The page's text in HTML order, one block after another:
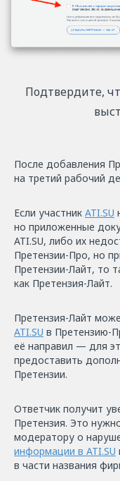
Подтвердите,
После добавления
на третий рабочий
Если участник ATI.SU
но приложенные
ATI.SU, либо их
Претензии-Про, но
Претензии-Лайт, то
как Претензия-Лайт.
Претензия-Лайт
ATI.SU в Претензию-
её направил — для
предоставить
Претензии.
Ответчик получит
Претензия. Это
модератору о
информации в ATI.SU
в части названия